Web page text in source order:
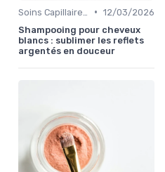
• 12/03/2026
Shampooing pour cheveux
blancs : sublimer les reflets
argentés en douceur